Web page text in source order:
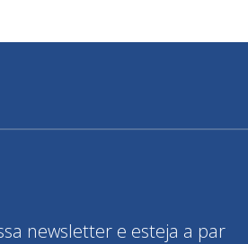
newsletter e esteja a par